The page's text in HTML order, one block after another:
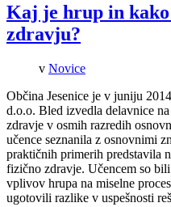
Kaj je hrup in
zdravju?
v Novice
Občina Jesenice je v juniju
d.o.o. Bled izvedla delavnice
zdravje v osmih razredih
učence seznanila z osnovnimi
praktičnih primerih predstavila
fizično zdravje. Učencem so
vplivov hrupa na miselne
ugotovili razlike v uspešnosti